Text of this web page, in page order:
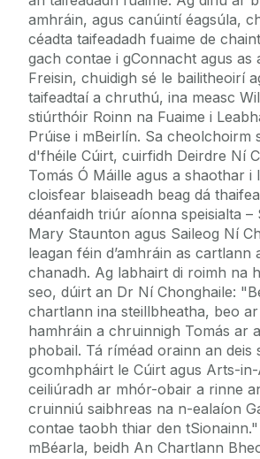
amhráin, agus canúintí éagsúla,
céadta taifeadadh fuaime de
gach contae i gConnacht agus as
Freisin, chuidigh sé le bailitheoirí
taifeadtaí a chruthú, ina measc
stiúrthóir Roinn na Fuaime i
Prúise i mBeirlín. Sa cheolchoirm
d'fhéile Cúirt, cuirfidh Deirdre Ní
Tomás Ó Máille agus a shaothar i
cloisfear blaiseadh beag dá
déanfaidh triúr aíonna speisialta –
Mary Staunton agus Saileog Ní
leagan féin d’amhráin as cartlann
chanadh. Ag labhairt di roimh na
seo, dúirt an Dr Ní Chonghaile:
chartlann ina steillbheatha, beo
hamhráin a chruinnigh Tomás ar
phobail. Tá ríméad orainn an deis
gcomhpháirt le Cúirt agus Arts-
ceiliúradh ar mhór-obair a rinne
cruinniú saibhreas na n-ealaíon
contae taobh thiar den
mBéarla, beidh An Chartlann